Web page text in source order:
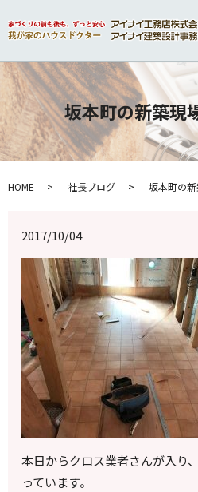
坂本町の新築現
HOME 社長ブログ 坂本町の
2017/10/04
本日からクロス業者さんが入り
っています。